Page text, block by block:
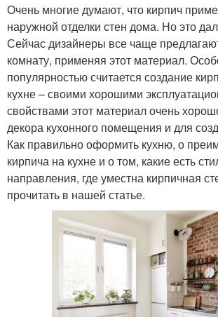
Очень многие думают, что кирпич
наружной отделки стен дома. Но это
Сейчас дизайнеры все чаще
комнату, применяя этот материал.
популярностью считается создание
кухне – своими хорошими
свойствами этот материал очень
декора кухонного помещения и для
Как правильно оформить кухню, о
кирпича на кухне и о том, какие есть
направления, где уместна кирпичная
прочитать в нашей статье.